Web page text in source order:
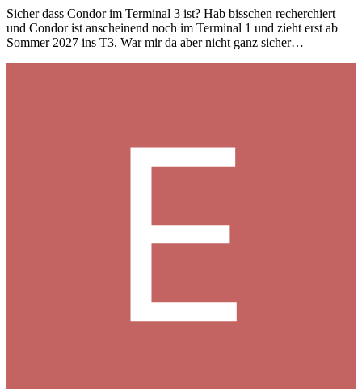
Sicher dass Condor im Terminal 3 ist? Hab bisschen recherchiert
und Condor ist anscheinend noch im Terminal 1 und zieht erst ab
Sommer 2027 ins T3. War mir da aber nicht ganz sicher…